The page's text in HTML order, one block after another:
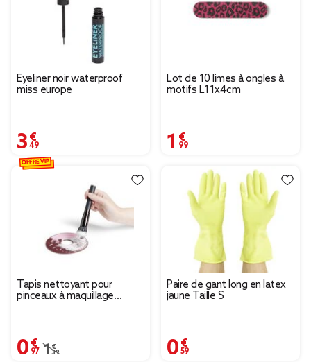
Eyeliner noir waterproof
miss europe
3,49 €
Lot de 10 limes à ongles à
motifs L11x4cm
1,99 €
Tapis nettoyant pour
pinceaux à maquillage
0,97 €
Prix remisé de 1,39 € à 0,97 €
1,39 €
OFFRE VIP
Paire de gant long en latex
jaune Taille S
0,59 €